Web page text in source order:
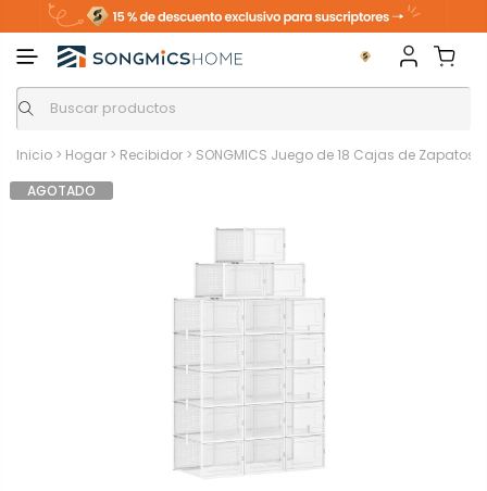
Inicio > Hogar > Recibidor > SONGMICS Juego de 18 Cajas de Zapatos
AGOTADO